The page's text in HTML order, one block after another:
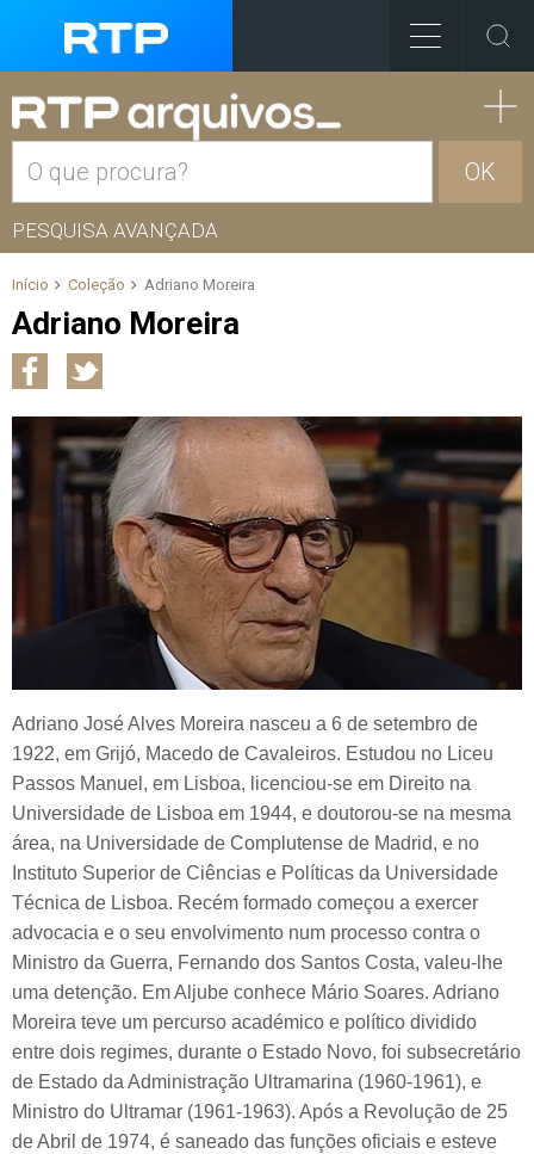
OK
PESQUISA AVANÇADA
Início Coleção Adriano Moreira
Adriano Moreira
Adriano José Alves Moreira nasceu a 6 de setembro de
1922, em Grijó, Macedo de Cavaleiros. Estudou no Liceu
Passos Manuel, em Lisboa, licenciou-se em Direito na
Universidade de Lisboa em 1944, e doutorou-se na mesma
área, na Universidade de Complutense de Madrid, e no
Instituto Superior de Ciências e Políticas da Universidade
Técnica de Lisboa. Recém formado começou a exercer
advocacia e o seu envolvimento num processo contra o
Ministro da Guerra, Fernando dos Santos Costa, valeu-lhe
uma detenção. Em Aljube conhece Mário Soares. Adriano
Moreira teve um percurso académico e político dividido
entre dois regimes, durante o Estado Novo, foi subsecretário
de Estado da Administração Ultramarina (1960-1961), e
Ministro do Ultramar (1961-1963). Após a Revolução de 25
de Abril de 1974, é saneado das funções oficiais e esteve